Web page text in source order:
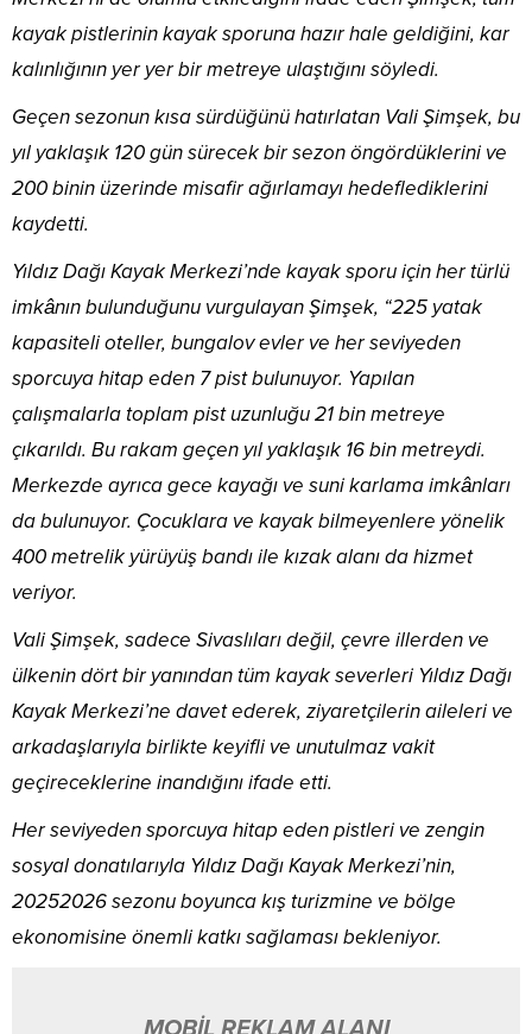
kayak pistlerinin kayak sporuna hazır hale geldiğini, kar
kalınlığının yer yer bir metreye ulaştığını söyledi.
Geçen sezonun kısa sürdüğünü hatırlatan Vali Şimşek, bu
yıl yaklaşık 120 gün sürecek bir sezon öngördüklerini ve
200 binin üzerinde misafir ağırlamayı hedeflediklerini
kaydetti.
Yıldız Dağı Kayak Merkezi’nde kayak sporu için her türlü
imkânın bulunduğunu vurgulayan Şimşek, “225 yatak
kapasiteli oteller, bungalov evler ve her seviyeden
sporcuya hitap eden 7 pist bulunuyor. Yapılan
çalışmalarla toplam pist uzunluğu 21 bin metreye
çıkarıldı. Bu rakam geçen yıl yaklaşık 16 bin metreydi.
Merkezde ayrıca gece kayağı ve suni karlama imkânları
da bulunuyor. Çocuklara ve kayak bilmeyenlere yönelik
400 metrelik yürüyüş bandı ile kızak alanı da hizmet
veriyor.
Vali Şimşek, sadece Sivaslıları değil, çevre illerden ve
ülkenin dört bir yanından tüm kayak severleri Yıldız Dağı
Kayak Merkezi’ne davet ederek, ziyaretçilerin aileleri ve
arkadaşlarıyla birlikte keyifli ve unutulmaz vakit
geçireceklerine inandığını ifade etti.
Her seviyeden sporcuya hitap eden pistleri ve zengin
sosyal donatılarıyla Yıldız Dağı Kayak Merkezi’nin,
20252026 sezonu boyunca kış turizmine ve bölge
ekonomisine önemli katkı sağlaması bekleniyor.